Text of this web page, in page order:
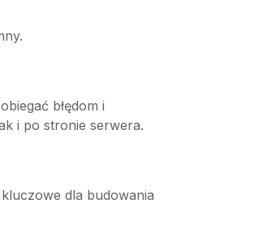
błędom i
i po stronie serwera.
dla budowania